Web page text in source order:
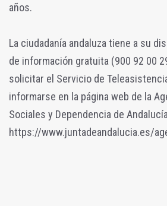
años.
La ciudadanía andaluza tiene a su
de información gratuita (900 92 00
solicitar el Servicio de
informarse en la página web de la
Sociales y Dependencia de Andalucía
https://www.juntadeandalucia.es/